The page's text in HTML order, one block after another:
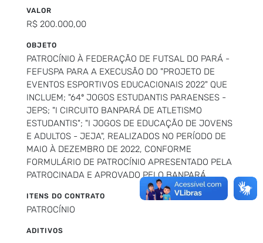
VALOR
R$ 200.000,00
OBJETO
PATROCÍNIO À FEDERAÇÃO DE FUTSAL DO PARÁ -
FEFUSPA PARA A EXECUSÃO DO "PROJETO DE
EVENTOS ESPORTIVOS EDUCACIONAIS 2022" QUE
INCLUEM; "64º JOGOS ESTUDANTIS PARAENSES -
JEPS; "I CIRCUITO BANPARÁ DE ATLETISMO
ESTUDANTIS"; "I JOGOS DE EDUCAÇÃO DE JOVENS
E ADULTOS - JEJA", REALIZADOS NO PERÍODO DE
MAIO À DEZEMBRO DE 2022, CONFORME
FORMULÁRIO DE PATROCÍNIO APRESENTADO PELA
PATROCINADA E APROVADO PELO BANPARÁ.
ITENS DO CONTRATO
PATROCÍNIO
ADITIVOS